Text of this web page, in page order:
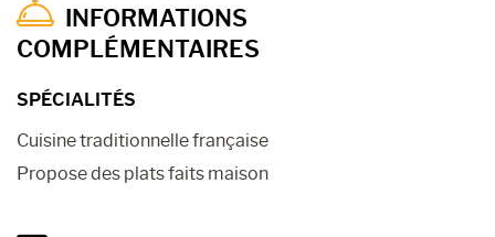
INFORMATIONS
COMPLÉMENTAIRES
SPÉCIALITÉS
Cuisine traditionnelle française
Propose des plats faits maison